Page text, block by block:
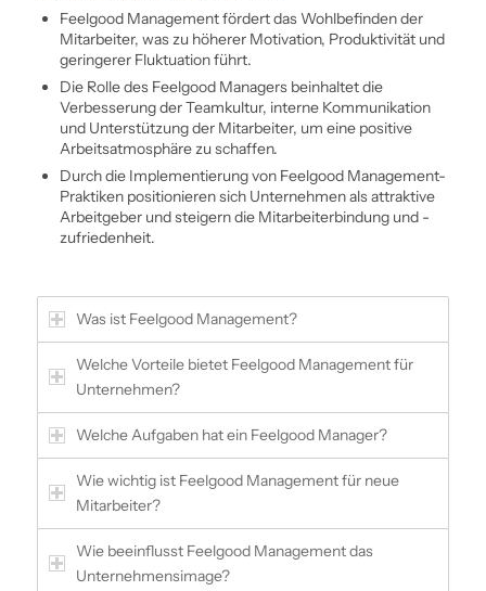
Feelgood Management fördert das Wohlbefinden der
Mitarbeiter, was zu höherer Motivation, Produktivität und
geringerer Fluktuation führt.
Die Rolle des Feelgood Managers beinhaltet die
Verbesserung der Teamkultur, interne Kommunikation
und Unterstützung der Mitarbeiter, um eine positive
Arbeitsatmosphäre zu schaffen.
Durch die Implementierung von Feelgood Management-
Praktiken positionieren sich Unternehmen als attraktive
Arbeitgeber und steigern die Mitarbeiter­bindung und -
zufriedenheit.
Was ist Feelgood Management?
Welche Vorteile bietet Feelgood Management für
Unternehmen?
Welche Aufgaben hat ein Feelgood Manager?
Wie wichtig ist Feelgood Management für neue
Mitarbeiter?
Wie beeinflusst Feelgood Management das
Unternehmensimage?